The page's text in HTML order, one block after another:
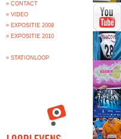
» CONTACT
» VIDEO
» EXPOSITIE 2009
» EXPOSITIE 2010
» STATIONLOOP